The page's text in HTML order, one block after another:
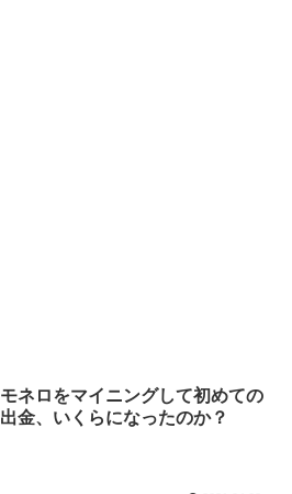
モネロをマイニングして初めての
出金、いくらになったのか？